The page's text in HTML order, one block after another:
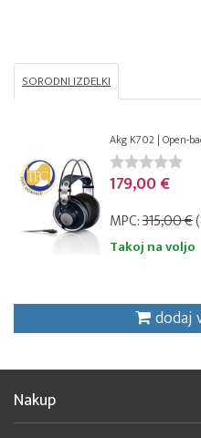
SORODNI IZDELKI
Akg K702 | Open-
179,00 €
MPC:315,00 €
Takoj na voljo
dodaj
Nakup